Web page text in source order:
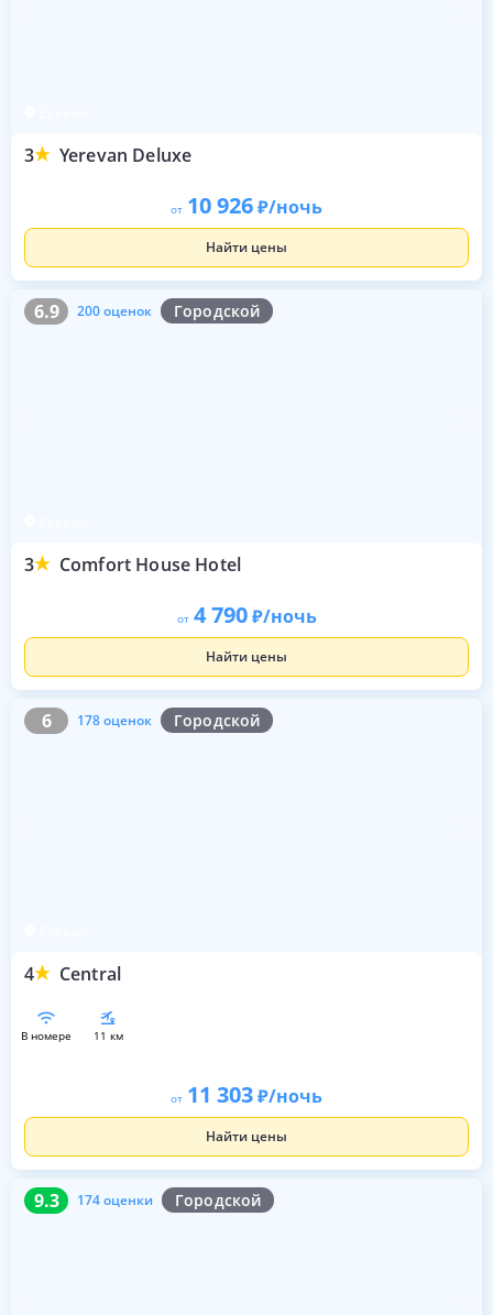
3 Yerevan Deluxe
от 10 926 /ночь
Найти цены
6.9 200 оценок Городской
3 Comfort House Hotel
6.9 200 оценок
от 4 790 /ночь
Найти цены
6 178 оценок Городской
4 Central
6 178 оценок
в номере 11 км
от 11 303 /ночь
Найти цены
9.3 174 оценки Городской
9.3 174 оценки